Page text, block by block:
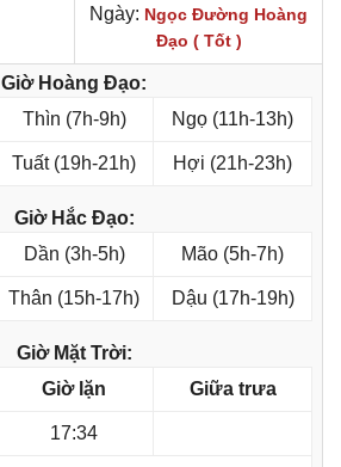
Ngày: Ngọc Đường Hoàng
Đạo ( Tốt )
Giờ Hoàng Đạo:
Thìn (7h-9h) Ngọ (11h-13h)
Tuất (19h-21h) Hợi (21h-23h)
Giờ Hắc Đạo:
Dần (3h-5h) Mão (5h-7h)
Thân (15h-17h) Dậu (17h-19h)
Giờ Mặt Trời:
Giờ lặn Giữa trưa
17:34